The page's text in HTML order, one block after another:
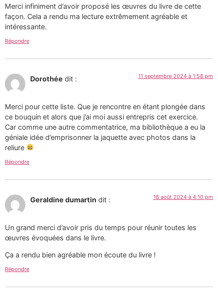
Merci infiniment d’avoir proposé les œuvres du livre de cette
façon. Cela a rendu ma lecture extrêmement agréable et
intéressante.
Répondre
Dorothée dit : 11 septembre 2024 à 1:58 pm
Merci pour cette liste. Que je rencontre en étant plongée dans
ce bouquin et alors que j’ai moi aussi entrepris cet exercice.
Car comme une autre commentatrice, ma bibliothèque a eu la
géniale idée d’emprisonner la jaquette avec photos dans la
reliure
Répondre
Geraldine dumartin dit : 18 août 2024 à 4:10 pm
Un grand merci d’avoir pris du temps pour réunir toutes les
œuvres évoquées dans le livre.
Ça a rendu bien agréable mon écoute du livre !
Répondre